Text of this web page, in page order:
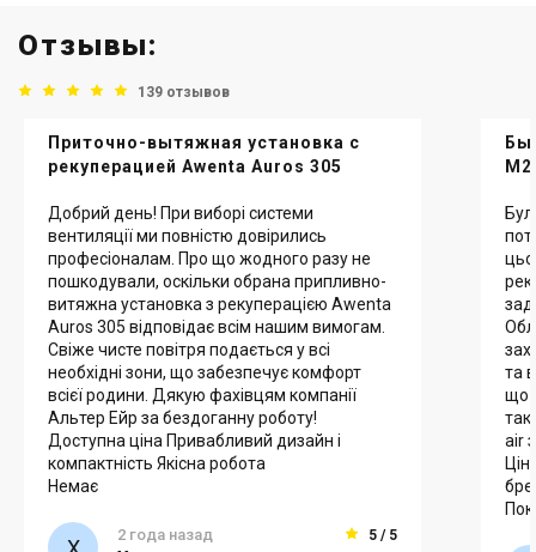
Отзывы:
139 отзывов
Приточно-вытяжная установка с
рекуперацией Awenta Auros 305
Добрий день! При виборі системи
вентиляції ми повністю довірились
професіоналам. Про що жодного разу не
пошкодували, оскільки обрана припливно-
витяжна установка з рекуперацією Awenta
Auros 305 відповідає всім нашим вимогам.
Свіже чисте повітря подається у всі
необхідні зони, що забезпечує комфорт
всієї родини. Дякую фахівцям компанії
Альтер Ейр за бездоганну роботу!
Доступна ціна Привабливий дизайн і
компактність Якісна робота
Немає
2 года назад 5 / 5
та
що
air